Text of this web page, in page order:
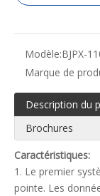
Modèle:BJPX-
Marque de
Description du
Brochures
Caractéristiques:
1. Le premier
pointe. Les